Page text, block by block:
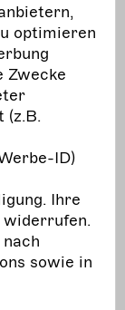
in Bund,
für
optimieren
Zwecke
(z.B.
ID)
Ihre
widerrufen.
sowie in